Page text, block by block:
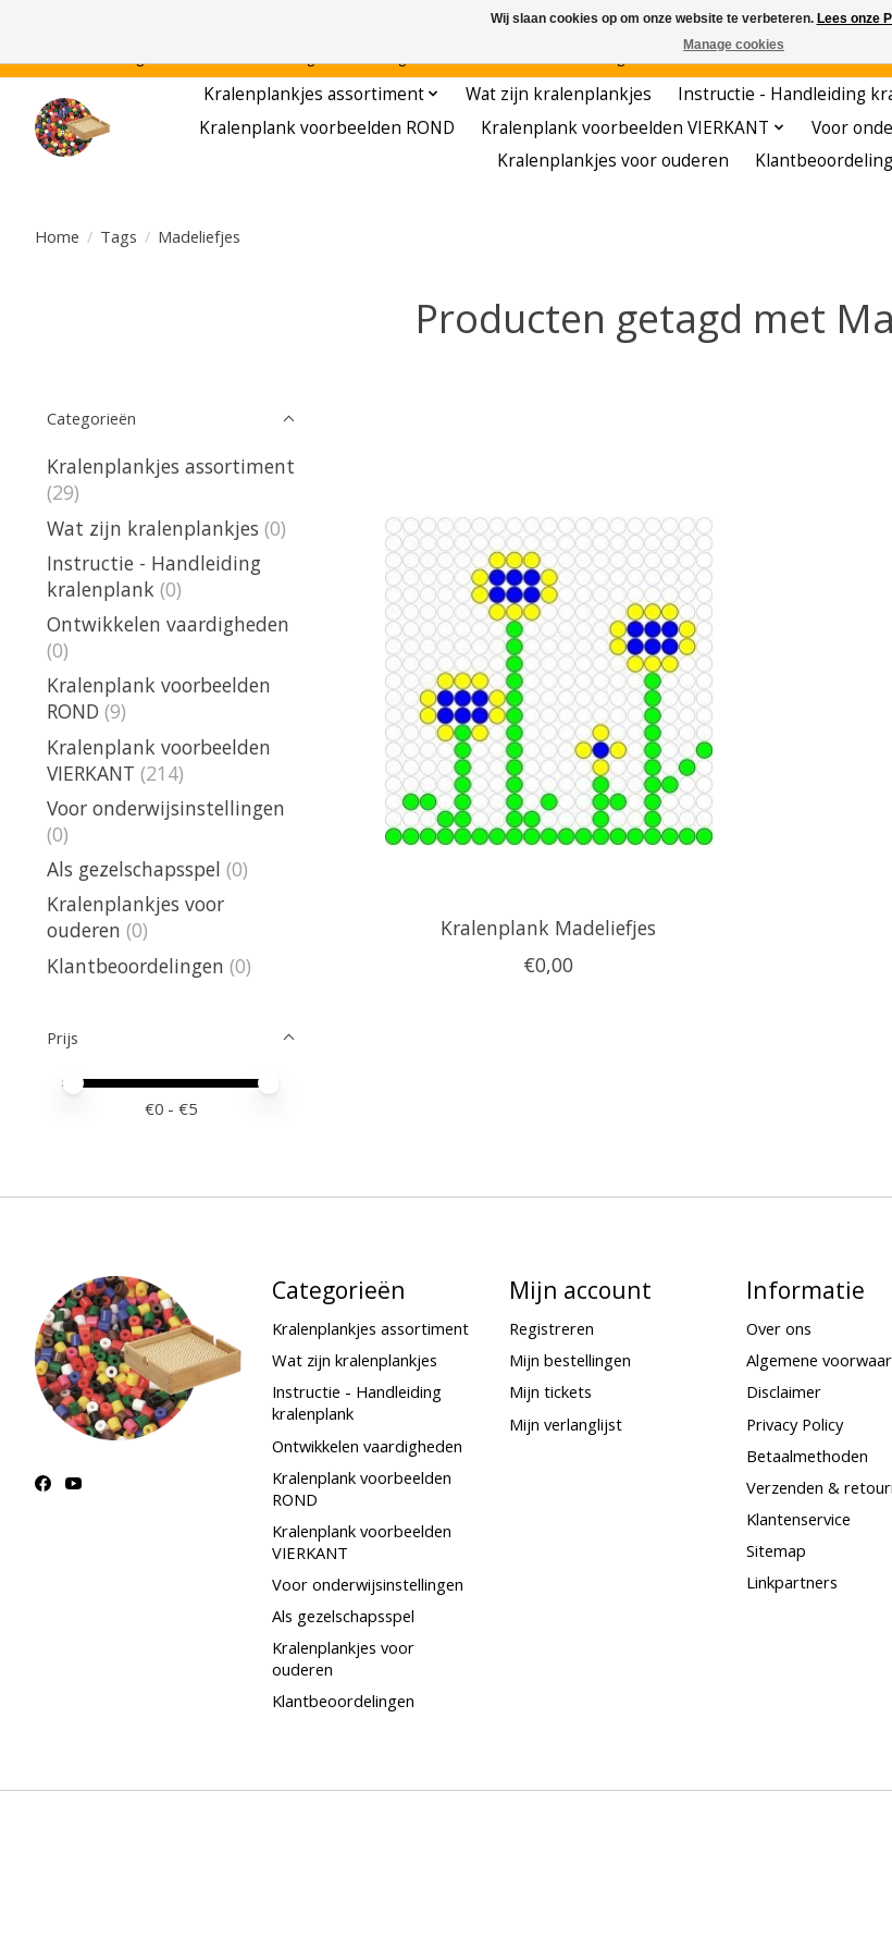
Kralenplankjes assortiment Wat zijn kralenplankjes Instructie - Handleiding
Kralenplank voorbeelden ROND
Kralenplank voorbeelden VIERKANT Voor
Kralenplankjes voor ouderen
Home / Tags / Madeliefjes
Producten getagd met
Categorieën
Kralenplankjes assortiment
(29)
Wat zijn kralenplankjes (0)
Instructie - Handleiding
kralenplank (0)
Ontwikkelen vaardigheden
(0)
Kralenplank voorbeelden
ROND (9)
Kralenplank voorbeelden
VIERKANT (214)
Voor onderwijsinstellingen
(0)
Als gezelschapsspel (0)
Kralenplankjes voor
ouderen (0)
Klantbeoordelingen (0)
Prijs
Minimale prijswaarde
Price maximum value
€0 - €5
Kralenplank Madeliefjes
€0,00
Categorieën
Kralenplankjes assortiment
Wat zijn kralenplankjes
Instructie - Handleiding
kralenplank
Ontwikkelen vaardigheden
Kralenplank voorbeelden
ROND
Kralenplank voorbeelden
VIERKANT
Voor onderwijsinstellingen
Als gezelschapsspel
Kralenplankjes voor
ouderen
Klantbeoordelingen
Mijn account
Registreren
Mijn bestellingen
Mijn tickets
Mijn verlanglijst
Informatie
Over ons
Algemene
Disclaimer
Privacy Policy
Betaalmethoden
Verzenden &
Klantenservice
Sitemap
Linkpartners
Wij slaan cookies op om onze website te verbeteren. Lees onze
Manage cookies